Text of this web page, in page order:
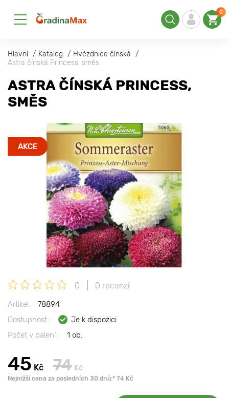
0
Hlavní Katalog
Hvězdnice čínská
Astra čínská Princess, směs
ASTRA ČÍNSKÁ PRINCESS,
SMĚS
AKCE
0 0 recenzí
Artikel:
78894
Dostupnost :
Je k dispozici
Počet v balení :
1 ob.
45 Kč 74 Kč
Nejnižší cena za posledních 30 dnů:* 74 Kč